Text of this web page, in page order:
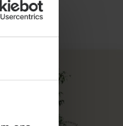
Potmaat
in